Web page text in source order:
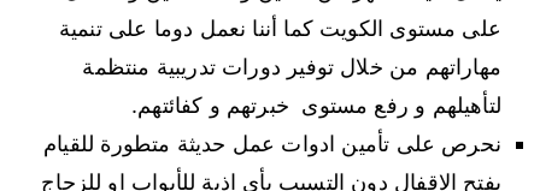
على مستوى الكويت كما أننا نعمل دوما على تنمية
مهاراتهم من خلال توفير دورات تدريبية منتظمة
لتأهيلهم و رفع مستوى خبرتهم و كفائتهم.
نحرص على تأمين ادوات عمل حديثة متطورة للقيام
بفتح الاقفال دون التسبب بأي اذية للأبواب او للزجاج